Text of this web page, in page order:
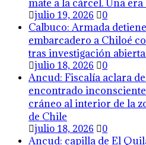
mate a la cárcel. Una
julio 19, 2026 0
Calbuco: Armada
embarcadero a Chiloé
tras investigación
julio 18, 2026 0
Ancud: Fiscalía aclara
encontrado
cráneo al interior de la
de Chile
julio 18, 2026 0
Ancud: capilla de El